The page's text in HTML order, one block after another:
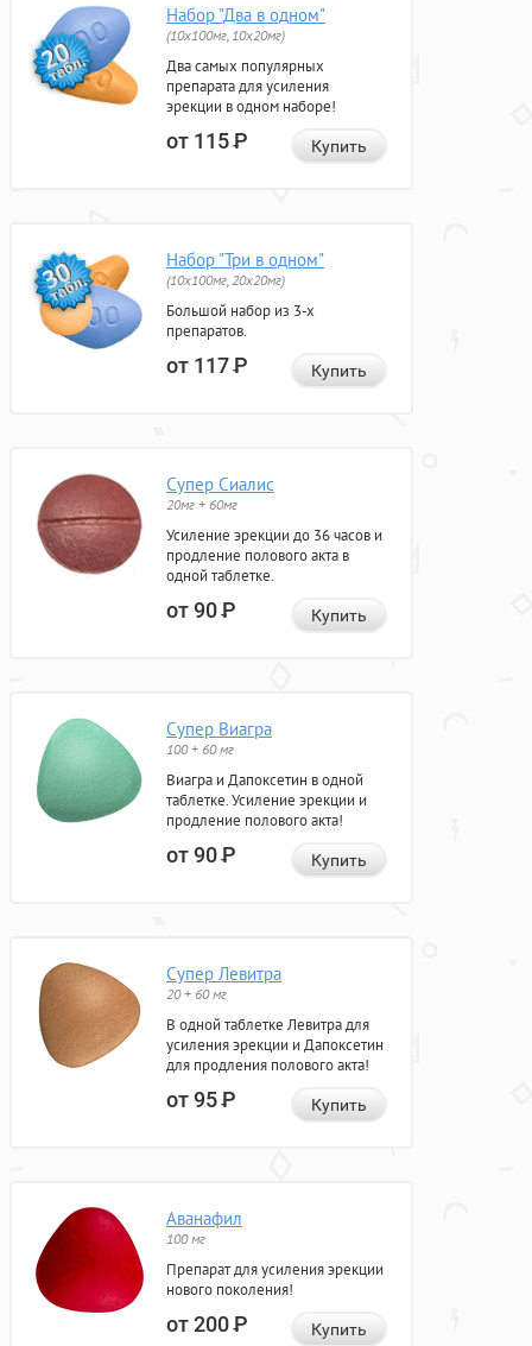
Набор "Два в одном"
(10x100мг, 10x20мг)
Два самых популярных
препарата для усиления
эрекции в одном наборе!
от 115Р Купить
Набор "Три в одном"
(10x100мг, 20x20мг)
Большой набор из 3-х
препаратов.
от 117Р Купить
Супер Сиалис
20мг + 60мг
Усиление эрекции до 36 часов и
продление полового акта в
одной таблетке.
от 90Р Купить
Супер Виагра
100 + 60 мг
Виагра и Дапоксетин в одной
таблетке. Усиление эрекции и
продление полового акта!
от 90Р Купить
Супер Левитра
20 + 60 мг
В одной таблетке Левитра для
усиления эрекции и Дапоксетин
для продления полового акта!
от 95Р Купить
Аванафил
100 мг
Препарат для усиления эрекции
нового поколения!
от 200Р Купить